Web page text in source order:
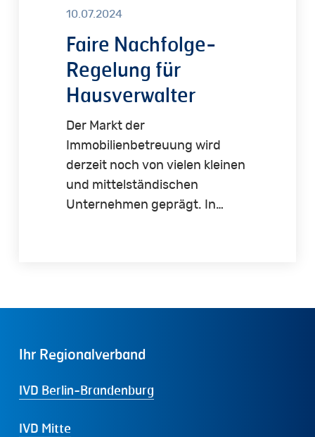
10.07.2024
Faire Nachfolge-
Regelung für
Hausverwalter
Der Markt der
Immobilienbetreuung wird
derzeit noch von vielen kleinen
und mittelständischen
Unternehmen geprägt. In…
Ihr Regionalverband
IVD Berlin-Brandenburg
IVD Mitte